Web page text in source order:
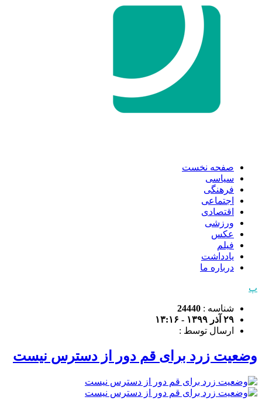
صفحه نخست
سیاسی
فرهنگی
اجتماعی
اقتصادی
ورزشی
عکس
فیلم
یادداشت
درباره ما
پ
شناسه : 24440
۲۹ آذر ۱۳۹۹ - ۱۳:۱۶
ارسال توسط :
وضعیت زرد برای قم دور از دسترس نیست